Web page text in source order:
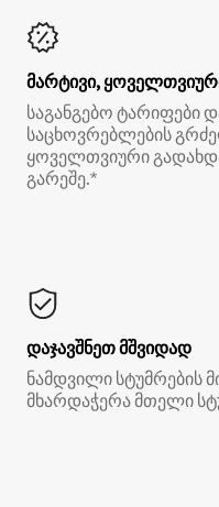
მარტივი,
საგანგებო ტარიფები
საცხოვრებლების
ყოველთვიური
გარეშე.*
დაჯავშნეთ მშვიდად
ნამდვილი სტუმრების
მხარდაჭერა მთელი